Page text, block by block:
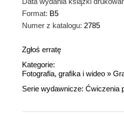
Format: B5
Numer z katalogu: 2785
Zgłoś erratę
Kategorie:
Fotografia, grafika i wideo »
Serie wydawnicze: Ćwiczenia